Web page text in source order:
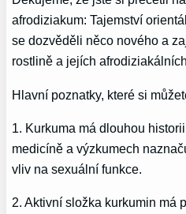
afrodiziakum: Tajemství
se dozvěděli něco nového a
rostlině a jejích
Hlavní poznatky, které si
1. Kurkuma má dlouhou
medicíně a výzkumech
vliv na sexuální funkce.
2. Aktivní složka kurkumin má